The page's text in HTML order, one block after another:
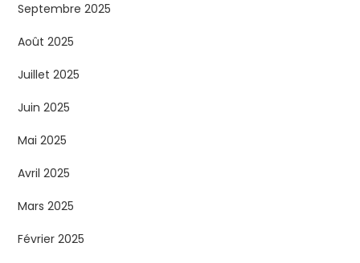
Septembre 2025
Août 2025
Juillet 2025
Juin 2025
Mai 2025
Avril 2025
Mars 2025
Février 2025